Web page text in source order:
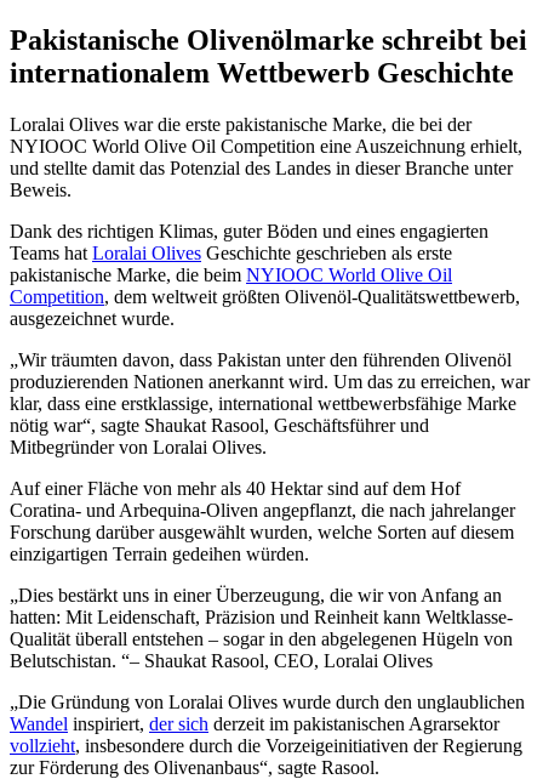
Pakistanische Olivenölmarke schreibt bei
internationalem Wettbewerb Geschichte
Loralai Olives war die erste pakistanische Marke, die bei der
NYIOOC World Olive Oil Competition eine Auszeichnung erhielt,
und stellte damit das Potenzial des Landes in dieser Branche unter
Beweis.
Dank des richtigen Klimas, guter Böden und eines engagierten
Teams hat Loralai Olives Geschichte geschrieben als erste
pakistanische Marke, die beim NYIOOC World Olive Oil
Competition, dem weltweit größten Olivenöl-Qualitätswettbewerb,
ausgezeichnet wurde.
„Wir träumten davon, dass Pakistan unter den führenden Olivenöl
produzierenden Nationen anerkannt wird. Um das zu erreichen, war
klar, dass eine erstklassige, international wettbewerbsfähige Marke
nötig war“, sagte Shaukat Rasool, Geschäftsführer und
Mitbegründer von Loralai Olives.
Auf einer Fläche von mehr als 40 Hektar sind auf dem Hof
Coratina- und Arbequina-Oliven angepflanzt, die nach jahrelanger
Forschung darüber ausgewählt wurden, welche Sorten auf diesem
einzigartigen Terrain gedeihen würden.
Dies bestärkt uns in einer Überzeugung, die wir von Anfang an
hatten: Mit Leidenschaft, Präzision und Reinheit kann Weltklasse-
Qualität überall entstehen – sogar in den abgelegenen Hügeln von
Belutschistan.
– Shaukat Rasool, CEO, Loralai Olives
„Die Gründung von Loralai Olives wurde durch den unglaublichen
Wandel inspiriert, der sich derzeit im pakistanischen Agrarsektor
vollzieht, insbesondere durch die Vorzeigeinitiativen der Regierung
zur Förderung des Olivenanbaus“, sagte Rasool.